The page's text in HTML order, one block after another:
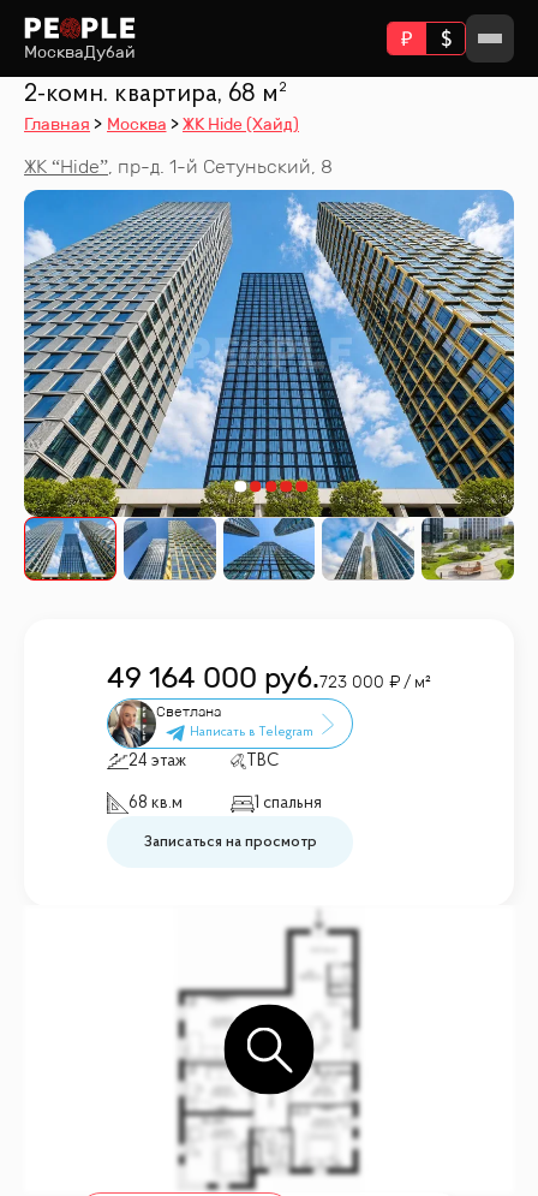
МоскваДубай
2-комн. квартира, 68 м²
Главная Москва ЖК Hide (Хайд)
ЖК “Hide”, пр-д. 1-й Сетуньский, 8
49 164 000 руб.723 000 / м²
Светлана
24 этаж TBC
68 кв.м 1 спальня
Записаться на просмотр